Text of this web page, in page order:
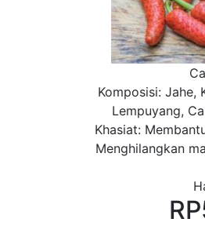
Komposisi: Jahe,
Lempuyang,
Khasiat:
Menghilangkan
RP